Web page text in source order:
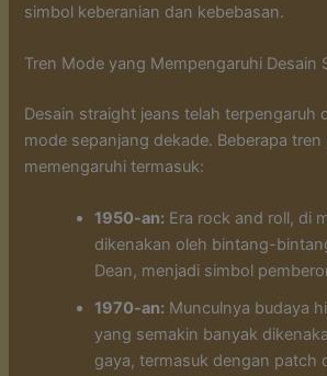
simbol keberanian dan kebebasan.
Tren Mode yang Mempengaruhi Desain
Desain straight jeans telah terpengaruh
mode sepanjang dekade. Beberapa
memengaruhi termasuk:
1950-an: Era rock and roll, di
dikenakan oleh bintang-
Dean, menjadi simbol
1970-an: Munculnya budaya
yang semakin banyak
gaya, termasuk dengan patch